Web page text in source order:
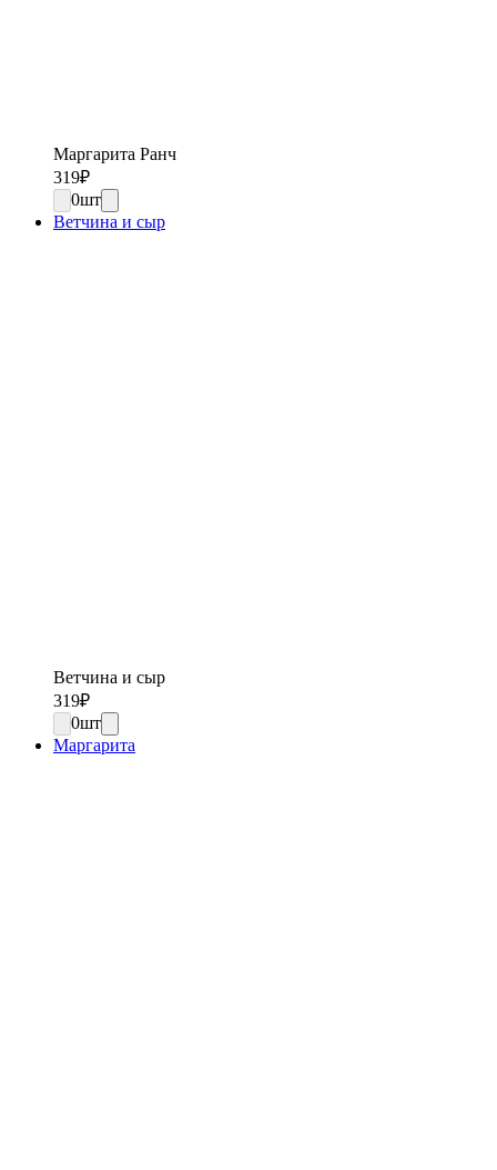
Маргарита Ранч
319₽
0шт
Ветчина и сыр
Ветчина и сыр
319₽
0шт
Маргарита